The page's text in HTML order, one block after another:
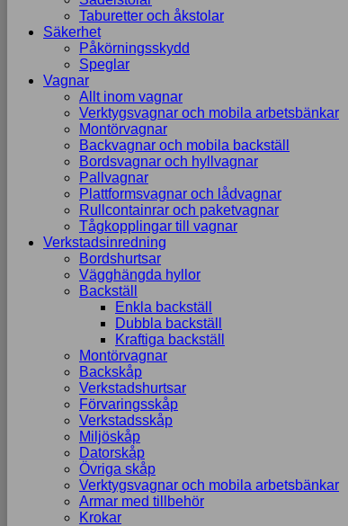
Taburetter och åkstolar
Säkerhet
Påkörningsskydd
Speglar
Vagnar
Allt inom vagnar
Verktygsvagnar och mobila arbetsbänkar
Montörvagnar
Backvagnar och mobila backställ
Bordsvagnar och hyllvagnar
Pallvagnar
Plattformsvagnar och lådvagnar
Rullcontainrar och paketvagnar
Tågkopplingar till vagnar
Verkstadsinredning
Bordshurtsar
Vägghängda hyllor
Backställ
Enkla backställ
Dubbla backställ
Kraftiga backställ
Montörvagnar
Backskåp
Verkstadshurtsar
Förvaringsskåp
Verkstadsskåp
Miljöskåp
Datorskåp
Övriga skåp
Verktygsvagnar och mobila arbetsbänkar
Armar med tillbehör
Krokar